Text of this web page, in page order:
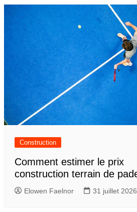
Construction
Comment estimer le prix
construction terrain de
Elowen Faelnor 31 juillet 2026